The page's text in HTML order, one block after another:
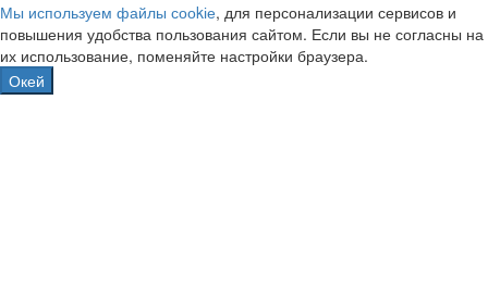
Мы используем файлы сооkіе, для персонализации сервисов и
повышения удобства пользования сайтом. Если вы не согласны на
их использование, поменяйте настройки браузера.
Окей